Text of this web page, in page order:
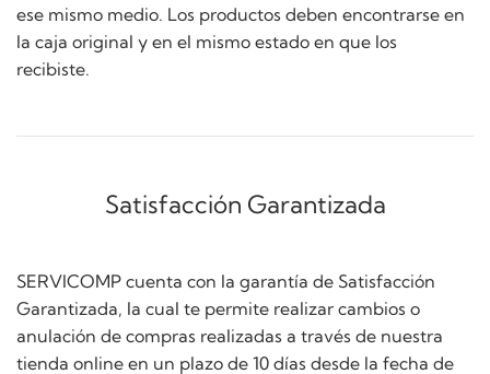
ese mismo medio. Los productos deben encontrarse en
la caja original y en el mismo estado en que los
recibiste.
Satisfacción Garantizada
SERVICOMP cuenta con la garantía de Satisfacción
Garantizada, la cual te permite realizar cambios o
anulación de compras realizadas a través de nuestra
tienda online en un plazo de 10 días desde la fecha de